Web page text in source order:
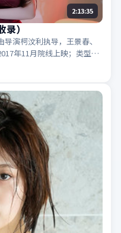
2:13:35
）
演柯汶利执导，王景春、
年11月院线上映；类型定
检索「韩国爱情」「2017